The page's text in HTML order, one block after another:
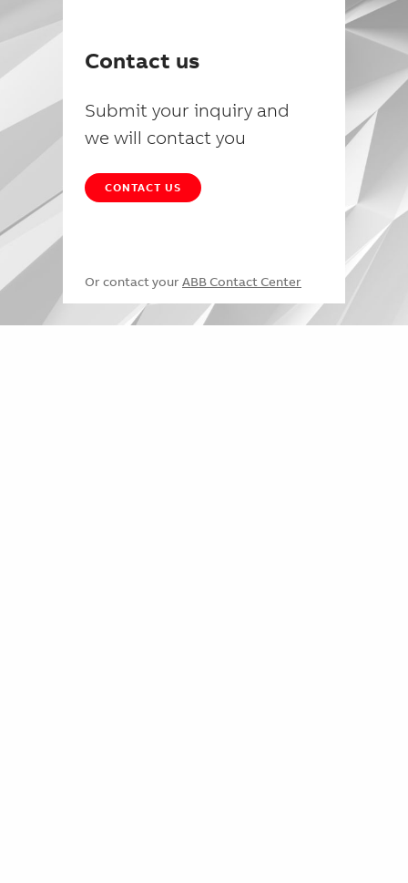
Contact us
Submit your inquiry and
we will contact you
CONTACT US
Or contact your ABB Contact Center